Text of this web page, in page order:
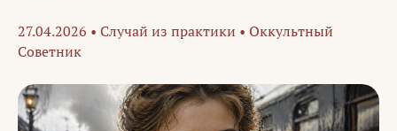
27.04.2026 • Случай из практики • Оккультный
Советник